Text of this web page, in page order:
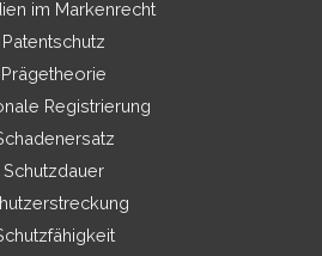
im Markenrecht
Patentschutz
Prägetheorie
Registrierung
Schutzdauer